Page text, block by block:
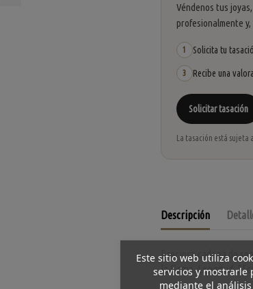
Véndenos tus
profesionalmente
1 Solicita tu
3 Recibe una
Solicitar tasación
La tasación está sujeta
Descripción
Preciosa cadena de
la firma. Longitud:
Este sitio web utiliza
servicios y mostrarle
mediante el